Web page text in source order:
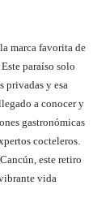
marca favorita de
paraíso solo
privadas y esa
a conocer y
gastronómicas
cocteleros.
este retiro
vida